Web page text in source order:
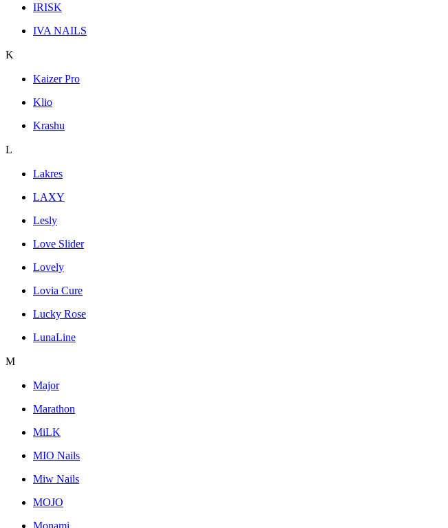
IRISK
IVA NAILS
K
Kaizer Pro
Klio
Krashu
L
Lakres
LAXY
Lesly
Love Slider
Lovely
Lovia Cure
Lucky Rose
LunaLine
M
Major
Marathon
MiLK
MIO Nails
Miw Nails
MOJO
Monami